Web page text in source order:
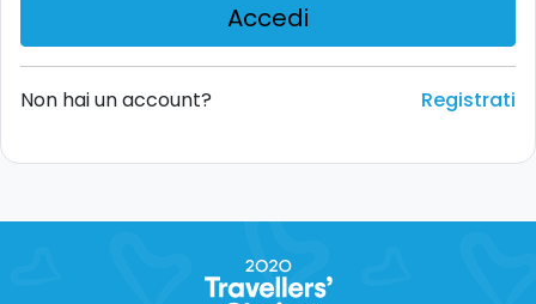
Accedi
Non hai un account? Registrati